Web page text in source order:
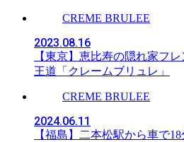
CREME BRULEE
2023.08.16
【東京】恵比寿の隠れ家フ
王道「クレームブリュレ」
CREME BRULEE
2024.06.11
【福島】二本松駅から車で